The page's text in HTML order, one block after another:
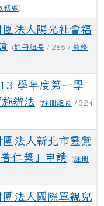
務處)
團法人陽光社會福
(註冊組長 / 285 / 教務
學年度第一學
辦法
(註冊組長 / 324
團法人新北市靈鷲
仁獎」申請
(註冊
團法人國際單親兒